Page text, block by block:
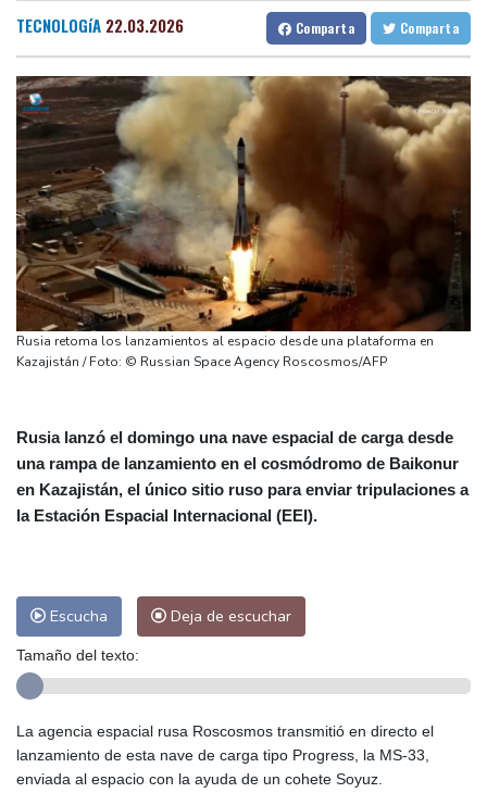
Barcelona
24 °C Bilbao
22 °C
Tegucigalpa
30 °C
Santo Domingo
31 °C
Havana
30 °C Puerto Rico
28 °C
Quito
15 °C Brasilia
28 °C
Manaus
36 °C Rio de Janeiro
30 °C
São Paulo
30 °C
Nava de la Asunción
29 °C
Bueno Aires
29 °C
Punta Arena
33 °C
Montevideo
13 °C Panama
27 °C
San Salvador
29 °C Oaxaca
Alicante
28 °C Córdoba
32 °C
Málaga
28 °C Murcia
28 °C
Las Palmas de Gran Canaria
27 °C
San José
30 °C Asunción
Panama City
27 °C
origen uruguayo
El Real Madrid anuncia el fichaje del extremo marfileño Yan
Diomandé
El mexicano Del Toro renueva con el UAE hasta 2031
El doloroso baile de cifras de desaparecidos en los sismos en
Venezuela
Un comité del Senado de EEUU declara en desacato al ex
responsable de la lucha anticovid Anthony Fauci
Irán amenazó con "dejar a oscuras" el Golfo en caso de ataques
de EEUU
Netflix estrenará en primicia un adelanto del videojuego GTA VI
TECNOLOGíA 22.03.2026 Comparta Comparta
Rusia retoma los lanzamientos al espacio desde una plataforma en
Kazajistán / Foto: © Russian Space Agency Roscosmos/AFP
Rusia lanzó el domingo una nave espacial de carga desde
una rampa de lanzamiento en el cosmódromo de Baikonur
en Kazajistán, el único sitio ruso para enviar tripulaciones a
la Estación Espacial Internacional (EEI).
Escucha Deja de escuchar
Tamaño del texto:
La agencia espacial rusa Roscosmos transmitió en directo el
lanzamiento de esta nave de carga tipo Progress, la MS-33,
enviada al espacio con la ayuda de un cohete Soyuz.